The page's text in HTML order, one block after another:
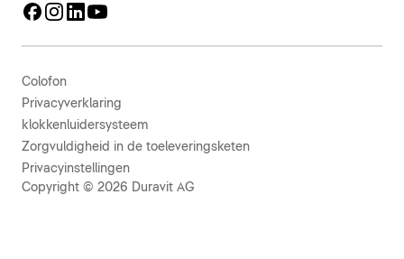
Colofon
Privacyverklaring
klokkenluidersysteem
Zorgvuldigheid in de toeleveringsketen
Privacyinstellingen
Copyright © 2026 Duravit AG